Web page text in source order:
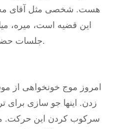
هست. شخصی‌ مثل آقای
این قضیه است، میره،
جلسات حضور پیدا کنه وشرح بده.
امروز موج خونخواهی‌ از
زدن. اینها جو سازی
سرکوب کردن این حرکت. من